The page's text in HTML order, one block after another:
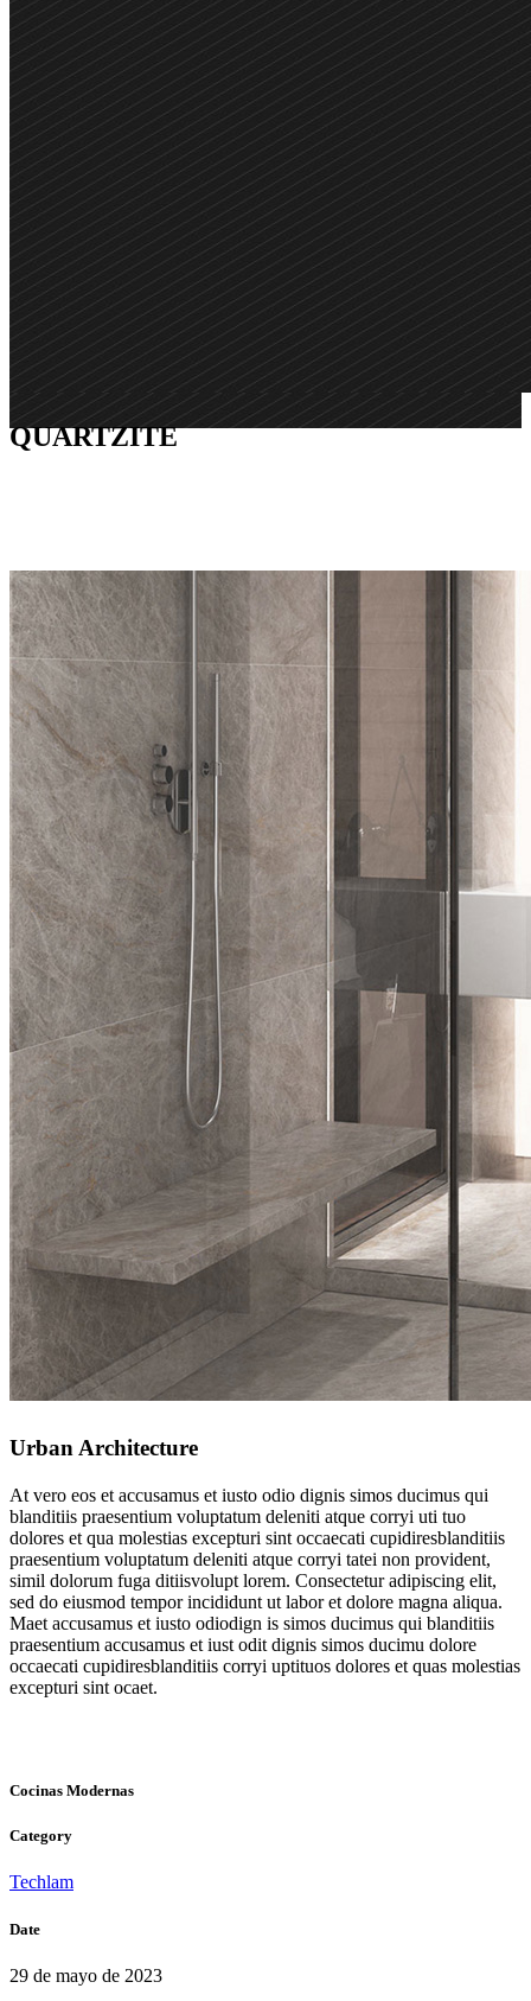
QUARTZITE
Urban Architecture
At vero eos et accusamus et iusto odio dignis simos ducimus qui
blanditiis praesentium voluptatum deleniti atque corryi uti tuo
dolores et qua molestias excepturi sint occaecati cupidiresblanditiis
praesentium voluptatum deleniti atque corryi tatei non provident,
simil dolorum fuga ditiisvolupt lorem. Consectetur adipiscing elit,
sed do eiusmod tempor incididunt ut labor et dolore magna aliqua.
Maet accusamus et iusto odiodign is simos ducimus qui blanditiis
praesentium accusamus et iust odit dignis simos ducimu dolore
occaecati cupidiresblanditiis corryi uptituos dolores et quas molestias
excepturi sint ocaet.
Cocinas Modernas
Category
Techlam
Date
29 de mayo de 2023